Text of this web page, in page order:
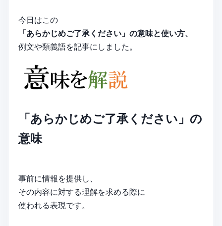
今日はこの
「あらかじめご了承ください」の意味と使い方、
例文や類義語を記事にしました。
「あらかじめご了承ください」の
意味
事前に情報を提供し、
その内容に対する理解を求める際に
使われる表現です。